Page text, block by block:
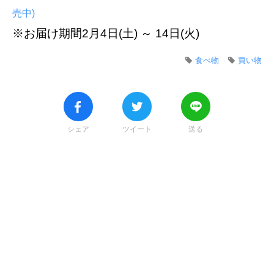
売中)
※お届け期間2月4日(土) ～ 14日(火)
買い物
食べ物
シェア ツイート 送る